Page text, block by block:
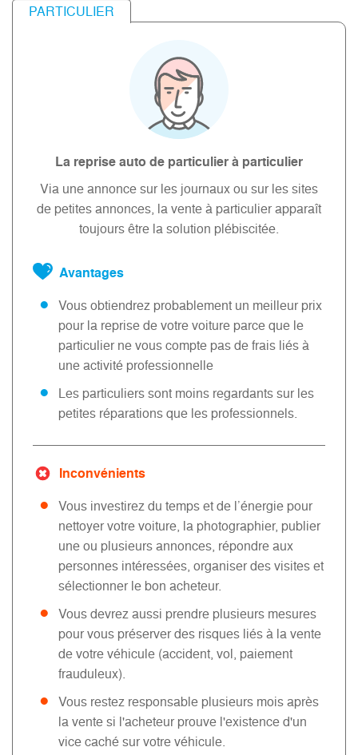
PARTICULIER
La reprise auto de particulier à particulier
Via une annonce sur les journaux ou sur les sites
de petites annonces, la vente à particulier apparaît
toujours être la solution plébiscitée.
Avantages
Vous obtiendrez probablement un meilleur prix
pour la reprise de votre voiture parce que le
particulier ne vous compte pas de frais liés à
une activité professionnelle
Les particuliers sont moins regardants sur les
petites réparations que les professionnels.
Inconvénients
Vous investirez du temps et de l’énergie pour
nettoyer votre voiture, la photographier, publier
une ou plusieurs annonces, répondre aux
personnes intéressées, organiser des visites et
sélectionner le bon acheteur.
Vous devrez aussi prendre plusieurs mesures
pour vous préserver des risques liés à la vente
de votre véhicule (accident, vol, paiement
frauduleux).
Vous restez responsable plusieurs mois après
la vente si l'acheteur prouve l'existence d'un
vice caché sur votre véhicule.